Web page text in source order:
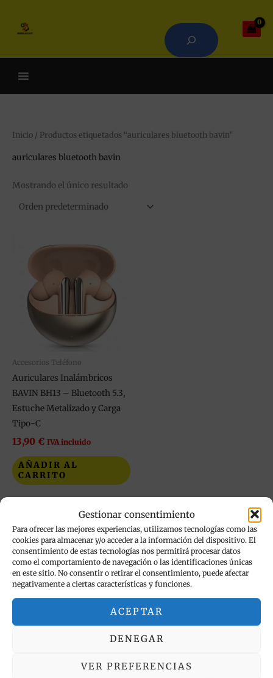
Gestionar consentimiento
Para ofrecer las mejores experiencias, utilizamos tecnologías como las
cookies para almacenar y/o acceder a la información del dispositivo. El
consentimiento de estas tecnologías nos permitirá procesar datos
como el comportamiento de navegación o las identificaciones únicas
en este sitio. No consentir o retirar el consentimiento, puede afectar
negativamente a ciertas características y funciones.
ACEPTAR
DENEGAR
VER PREFERENCIAS
contenido
Inicio / Productos etiquetados “auriculares bluetooth bavin”
auriculares bluetooth bavin
Mostrando el único resultado
Accesorios Teléfono
Auriculares Inalámbricos
BAVIN BH13 – Bluetooth 5.3,
Estuche Metalizado y Carga
Tipo-C
13,90 € IVA incluido
AÑADIR AL
CARRITO
INFORMACIÓN LEGAL
Términos y condiciones